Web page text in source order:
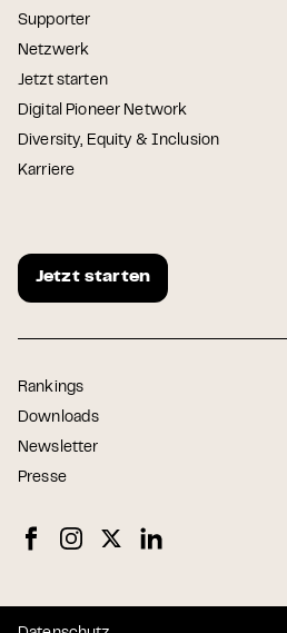
Supporter
Netzwerk
Jetzt starten
Digital Pioneer Network
Diversity, Equity & Inclusion
Karriere
Jetzt starten
Rankings
Downloads
Newsletter
Presse